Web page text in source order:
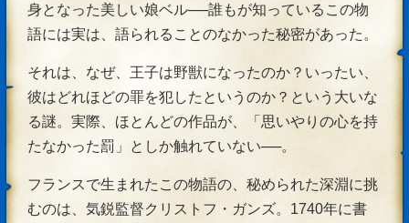
身となった美しい娘ベル──誰もが知っているこの物
語には実は、語られることのなかった秘密があった。
それは、なぜ、王子は野獣になったのか？いったい、
彼はどれほどの罪を犯したというのか？という大いな
る謎。実際、ほとんどの作品が、「思いやりの心を持
たなかった罰」としか触れていない──。
フランスで生まれたこの物語の、秘められた深淵に挑
むのは、気鋭監督クリストフ・ガンズ。1740年に書